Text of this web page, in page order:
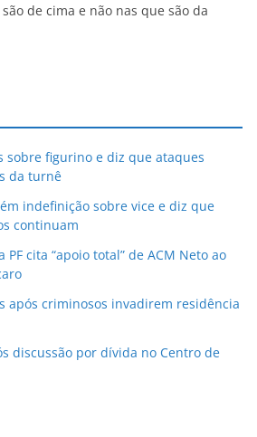
de cima e não nas que são da
sobre figurino e diz que ataques
da turnê
indefinição sobre vice e diz que
continuam
cita “apoio total” de ACM Neto ao
após criminosos invadirem residência
discussão por dívida no Centro de